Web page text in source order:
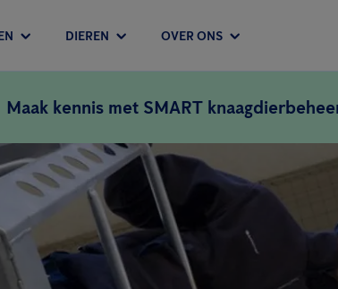
DIEREN OVER ONS
Maak kennis met SMART